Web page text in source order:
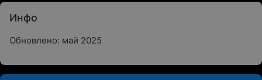
Инфо
Обновлено: май 2025